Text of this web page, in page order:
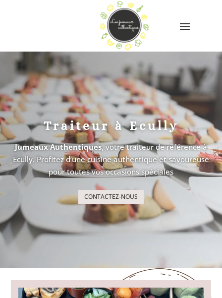
Traiteur à Ecully
Jumeaux Authentiques, votre traiteur de référence à
Ecully. Profitez d’une cuisine authentique et savoureuse
pour toutes vos occasions spéciales
CONTACTEZ-NOUS